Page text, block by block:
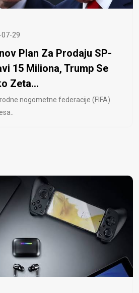
29
Plan Za Prodaju SP-
15 Miliona, Trump Se
Zeta...
nogometne federacije (FIFA)